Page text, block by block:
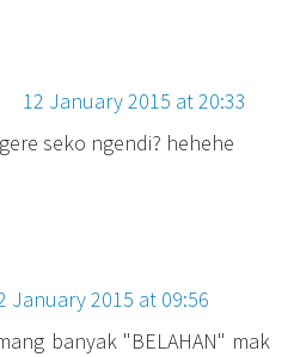
12 January 2015 at 20:33
seko ngendi? hehehe
January 2015 at 09:56
banyak "BELAHAN" mak